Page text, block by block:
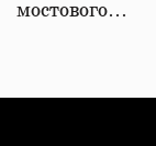
мостового…